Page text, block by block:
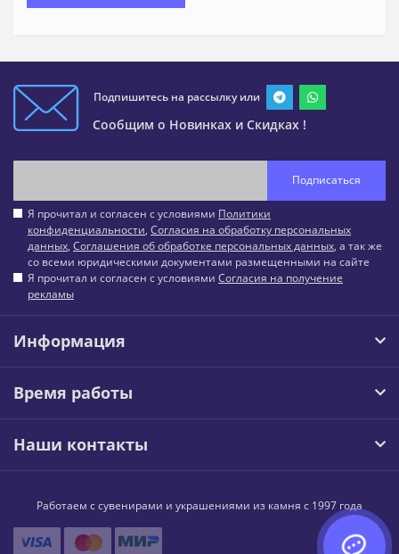
Подпишитесь на рассылку или
Сообщим о Новинках и Скидках !
Подписаться
Я прочитал и согласен с условиями Политики
конфиденциальности, Согласия на обработку персональных
данных, Соглашения об обработке персональных данных, а так же
со всеми юридическими документами размещенными на сайте
Я прочитал и согласен с условиями Согласия на получение
рекламы
Информация
Время работы
Наши контакты
Работаем с сувенирами и украшениями из камня с 1997 года